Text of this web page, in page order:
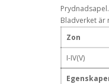
Bladverket är
Zon
I-IV(V)